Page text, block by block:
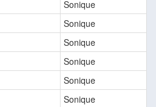
Sonique
Sonique
Sonique
Sonique
Sonique
Sonique